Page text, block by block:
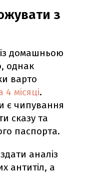
з
домашньою
однак
варто
місяці.
є чипування
сказу та
паспорта.
аналіз
антитіл, а